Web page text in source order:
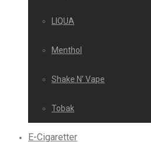
LIQUA
Menthol
Shake N’ Vape
Tobak
E-Cigaretter